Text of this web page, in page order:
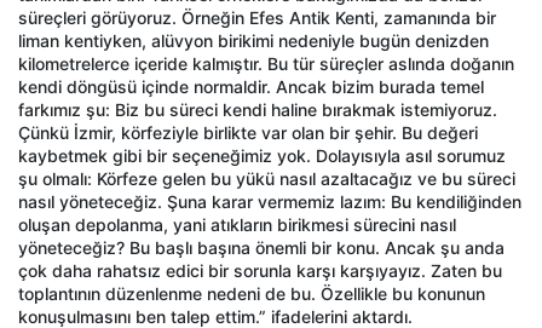
süreçleri görüyoruz. Örneğin Efes Antik Kenti, zamanında bir
liman kentiyken, alüvyon birikimi nedeniyle bugün denizden
kilometrelerce içeride kalmıştır. Bu tür süreçler aslında doğanın
kendi döngüsü içinde normaldir. Ancak bizim burada temel
farkımız şu: Biz bu süreci kendi haline bırakmak istemiyoruz.
Çünkü İzmir, körfeziyle birlikte var olan bir şehir. Bu değeri
kaybetmek gibi bir seçeneğimiz yok. Dolayısıyla asıl sorumuz
şu olmalı: Körfeze gelen bu yükü nasıl azaltacağız ve bu süreci
nasıl yöneteceğiz. Şuna karar vermemiz lazım: Bu kendiliğinden
oluşan depolanma, yani atıkların birikmesi sürecini nasıl
yöneteceğiz? Bu başlı başına önemli bir konu. Ancak şu anda
çok daha rahatsız edici bir sorunla karşı karşıyayız. Zaten bu
toplantının düzenlenme nedeni de bu. Özellikle bu konunun
konuşulmasını ben talep ettim.” ifadelerini aktardı.